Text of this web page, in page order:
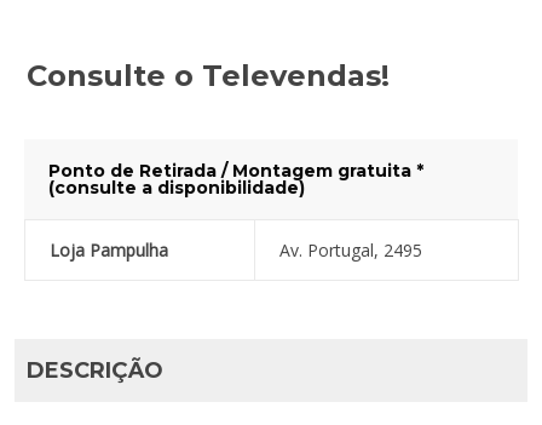
Consulte o Televendas!
Ponto de Retirada / Montagem gratuita *
(consulte a disponibilidade)
Loja Pampulha Av. Portugal, 2495
DESCRIÇÃO